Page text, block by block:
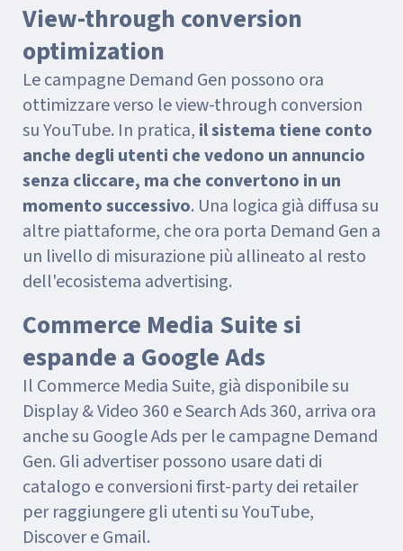
View-through conversion
optimization
Le campagne Demand Gen possono ora
ottimizzare verso le view-through conversion
su YouTube. In pratica, il sistema tiene conto
anche degli utenti che vedono un annuncio
senza cliccare, ma che convertono in un
momento successivo. Una logica già diffusa su
altre piattaforme, che ora porta Demand Gen a
un livello di misurazione più allineato al resto
dell'ecosistema advertising.
Commerce Media Suite si
espande a Google Ads
Il Commerce Media Suite, già disponibile su
Display & Video 360 e Search Ads 360, arriva ora
anche su Google Ads per le campagne Demand
Gen. Gli advertiser possono usare dati di
catalogo e conversioni first-party dei retailer
per raggiungere gli utenti su YouTube,
Discover e Gmail.